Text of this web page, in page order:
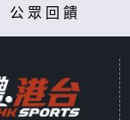
公眾回饋